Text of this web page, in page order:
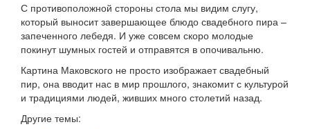
С противоположной стороны стола мы видим слугу,
который выносит завершающее блюдо свадебного пира –
запеченного лебедя. И уже совсем скоро молодые
покинут шумных гостей и отправятся в опочивальню.
Картина Маковского не просто изображает свадебный
пир, она вводит нас в мир прошлого, знакомит с культурой
и традициями людей, живших много столетий назад.
Другие темы: